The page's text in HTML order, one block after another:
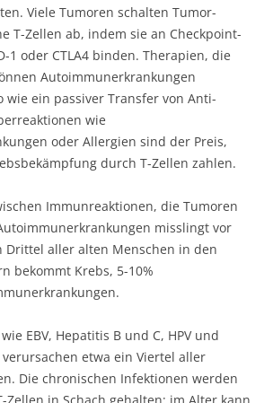
Viele Tumoren schalten Tumor-
T-Zellen ab, indem sie an Checkpoint-
1 oder CTLA4 binden. Therapien, die
Autoimmunerkrankungen
wie ein passiver Transfer von Anti-
wie
oder Allergien sind der Preis,
durch T-Zellen zahlen.
Immunreaktionen, die Tumoren
misslingt vor
Drittel aller alten Menschen in den
bekommt Krebs, 5-10%
EBV, Hepatitis B und C, HPV und
verursachen etwa ein Viertel aller
Die chronischen Infektionen werden